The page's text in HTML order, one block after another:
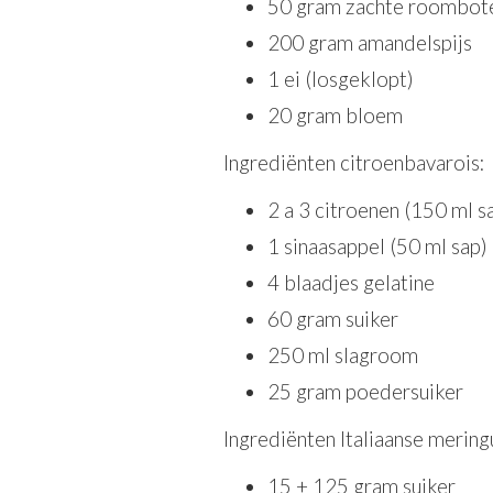
50 gram zachte
200 gram amandelspijs
1 ei (losgeklopt)
20 gram bloem
Ingrediënten citroenbavarois:
2 a 3 citroenen (150 ml
1 sinaasappel (50 ml sap)
4 blaadjes gelatine
60 gram suiker
250 ml slagroom
25 gram poedersuiker
Ingrediënten Italiaanse
15 + 125 gram suiker